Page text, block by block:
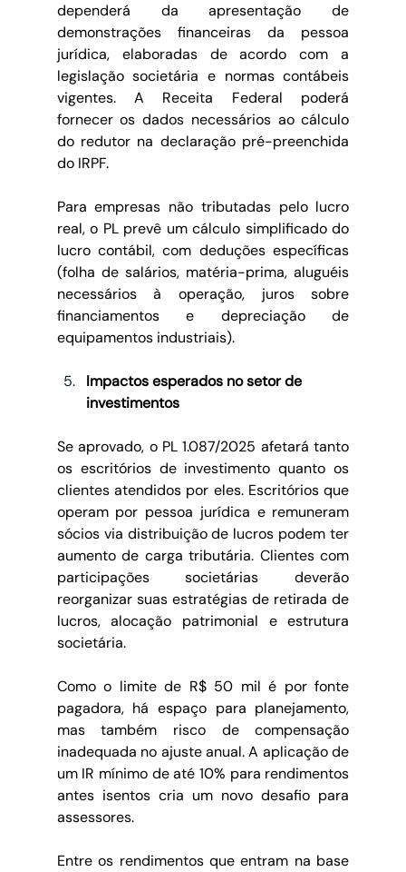
dependerá da apresentação de
demonstrações financeiras da pessoa
jurídica, elaboradas de acordo com a
legislação societária e normas contábeis
vigentes. A Receita Federal poderá
fornecer os dados necessários ao cálculo
do redutor na declaração pré-preenchida
do IRPF.
Para empresas não tributadas pelo lucro
real, o PL prevê um cálculo simplificado do
lucro contábil, com deduções específicas
(folha de salários, matéria-prima, aluguéis
necessários à operação, juros sobre
financiamentos e depreciação de
equipamentos industriais).
Impactos esperados no setor de
investimentos
Se aprovado, o PL 1.087/2025 afetará tanto
os escritórios de investimento quanto os
clientes atendidos por eles. Escritórios que
operam por pessoa jurídica e remuneram
sócios via distribuição de lucros podem ter
aumento de carga tributária. Clientes com
participações societárias deverão
reorganizar suas estratégias de retirada de
lucros, alocação patrimonial e estrutura
societária.
Como o limite de R$ 50 mil é por fonte
pagadora, há espaço para planejamento,
mas também risco de compensação
inadequada no ajuste anual. A aplicação de
um IR mínimo de até 10% para rendimentos
antes isentos cria um novo desafio para
assessores.
Entre os rendimentos que entram na base